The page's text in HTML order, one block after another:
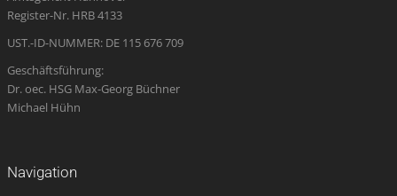
Register-Nr. HRB 4133
UST.-ID-NUMMER: DE 115 676 709
Geschäftsführung:
Dr. oec. HSG Max-Georg Büchner
Michael Hühn
Navigation